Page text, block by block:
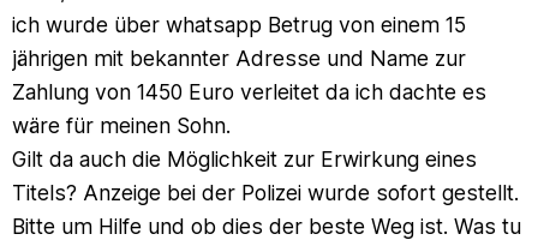
ich wurde über whatsapp Betrug von einem 15
jährigen mit bekannter Adresse und Name zur
Zahlung von 1450 Euro verleitet da ich dachte es
wäre für meinen Sohn.
Gilt da auch die Möglichkeit zur Erwirkung eines
Titels? Anzeige bei der Polizei wurde sofort gestellt.
Bitte um Hilfe und ob dies der beste Weg ist. Was tu